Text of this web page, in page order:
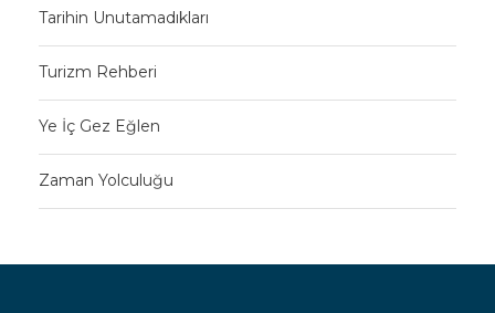
Tarihin Unutamadıkları
Turizm Rehberi
Ye İç Gez Eğlen
Zaman Yolculuğu